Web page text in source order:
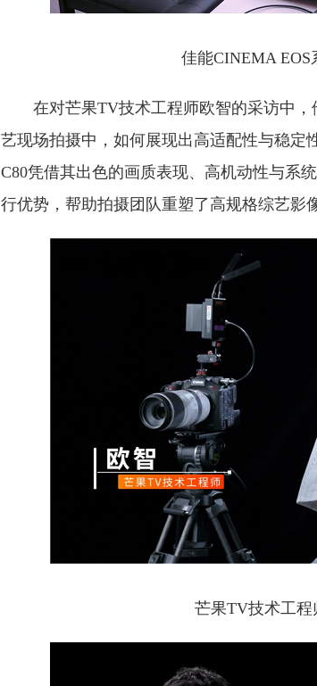
佳能CINEMA EOS
在对芒果TV技术工程师欧智的采访中
艺现场拍摄中，如何展现出高适配性与稳定
C80凭借其出色的画质表现、高机动性与系
行优势，帮助拍摄团队重塑了高规格综艺影
芒果TV技术工程